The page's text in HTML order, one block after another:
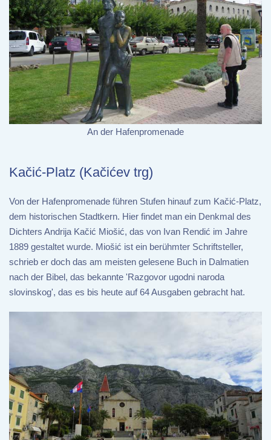
An der Hafenpromenade
Kačić-Platz (Kačićev trg)
Von der Hafenpromenade führen Stufen hinauf zum Kačić-Platz,
dem historischen Stadtkern. Hier findet man ein Denkmal des
Dichters Andrija Kačić Miošić, das von Ivan Rendić im Jahre
1889 gestaltet wurde. Miošić ist ein berühmter Schriftsteller,
schrieb er doch das am meisten gelesene Buch in Dalmatien
nach der Bibel, das bekannte 'Razgovor ugodni naroda
slovinskog', das es bis heute auf 64 Ausgaben gebracht hat.